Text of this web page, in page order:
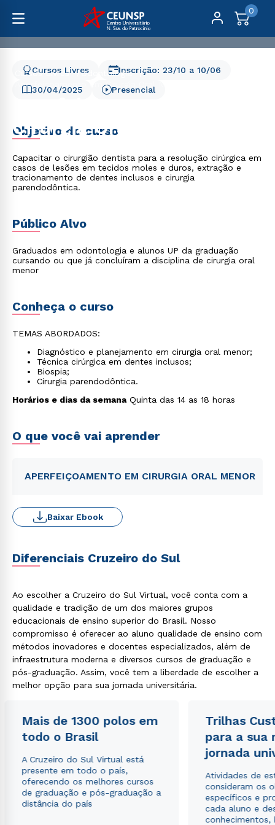
0
Cursos Livres
Odontologia
Aperfeiçoamento em Cirurgia Oral Menor
Cirurgia Oral Menor
30/04/2025
Cursos Livres
Presencial
Inscrição: 23/10 a 10/06
Objetivo do curso
Capacitar o cirurgião dentista para a resolução cirúrgica em
casos de lesões em tecidos moles e duros, extração e
tracionamento de dentes inclusos e cirurgia
parendodôntica.
Público Alvo
Graduados em odontologia e alunos UP da graduação
cursando ou que já concluíram a disciplina de cirurgia oral
menor
Conheça o curso
TEMAS ABORDADOS:
Diagnóstico e planejamento em cirurgia oral menor;
Técnica cirúrgica em dentes inclusos;
Biospia;
Cirurgia parendodôntica.
Horários e dias da semanaQuinta das 14 as 18 horas
O que você vai aprender
APERFEIÇOAMENTO EM CIRURGIA ORAL MENOR
Baixar Ebook
Diferenciais Cruzeiro do Sul
Ao escolher a Cruzeiro do Sul Virtual, você conta com a
qualidade e tradição de um dos maiores grupos
educacionais de ensino superior do Brasil. Nosso
compromisso é oferecer ao aluno qualidade de ensino com
métodos inovadores e docentes especializados, além de
infraestrutura moderna e diversos cursos de graduação e
pós-graduação. Assim, você tem a liberdade de escolher a
melhor opção para sua jornada universitária.
Mais de 1300 polos em
todo o Brasil
A Cruzeiro do Sul Virtual está
presente em todo o país,
oferecendo os melhores cursos
de graduação e pós-graduação a
distância do país
Trilhas
para a sua
jornada
Atividades de
consideram os
específicos e
cada aluno e
conhecimentos,